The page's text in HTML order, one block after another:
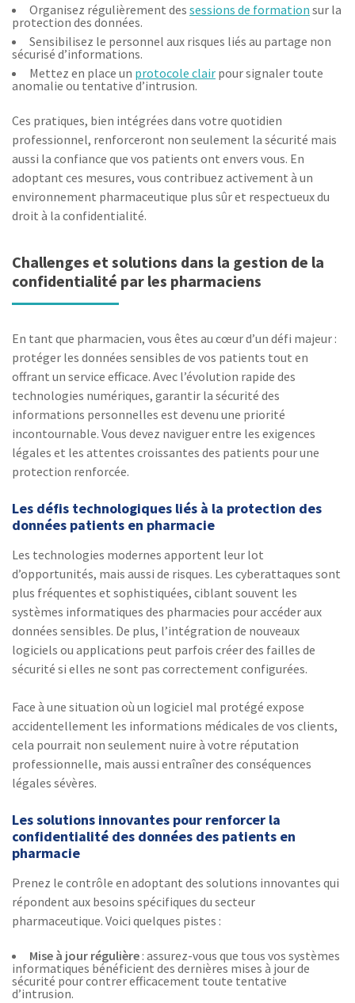
Organisez régulièrement des sessions de formation sur la
protection des données.
Sensibilisez le personnel aux risques liés au partage non
sécurisé d’informations.
Mettez en place un protocole clair pour signaler toute
anomalie ou tentative d’intrusion.
Ces pratiques, bien intégrées dans votre quotidien
professionnel, renforceront non seulement la sécurité mais
aussi la confiance que vos patients ont envers vous. En
adoptant ces mesures, vous contribuez activement à un
environnement pharmaceutique plus sûr et respectueux du
droit à la confidentialité.
Challenges et solutions dans la gestion de la
confidentialité par les pharmaciens
En tant que pharmacien, vous êtes au cœur d’un défi majeur :
protéger les données sensibles de vos patients tout en
offrant un service efficace. Avec l’évolution rapide des
technologies numériques, garantir la sécurité des
informations personnelles est devenu une priorité
incontournable. Vous devez naviguer entre les exigences
légales et les attentes croissantes des patients pour une
protection renforcée.
Les défis technologiques liés à la protection des
données patients en pharmacie
Les technologies modernes apportent leur lot
d’opportunités, mais aussi de risques. Les cyberattaques sont
plus fréquentes et sophistiquées, ciblant souvent les
systèmes informatiques des pharmacies pour accéder aux
données sensibles. De plus, l’intégration de nouveaux
logiciels ou applications peut parfois créer des failles de
sécurité si elles ne sont pas correctement configurées.
Face à une situation où un logiciel mal protégé expose
accidentellement les informations médicales de vos clients,
cela pourrait non seulement nuire à votre réputation
professionnelle, mais aussi entraîner des conséquences
légales sévères.
Les solutions innovantes pour renforcer la
confidentialité des données des patients en
pharmacie
Prenez le contrôle en adoptant des solutions innovantes qui
répondent aux besoins spécifiques du secteur
pharmaceutique. Voici quelques pistes :
Mise à jour régulière : assurez-vous que tous vos systèmes
informatiques bénéficient des dernières mises à jour de
sécurité pour contrer efficacement toute tentative
d’intrusion.